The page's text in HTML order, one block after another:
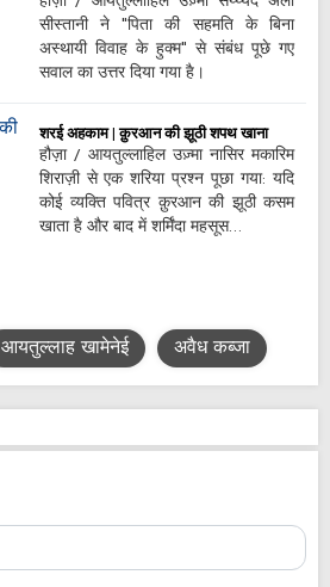
सीस्तानी ने "पिता की सहमति के बिना
अस्थायी विवाह के हुक्म" से संबंध पूछे गए
सवाल का उत्तर दिया गया है।
शरई अहकाम | क़ुरआन की झूठी शपथ खाना
हौज़ा / आयतुल्लाहिल उज़्मा नासिर मकारिम
शिराज़ी से एक शरिया प्रश्न पूछा गया: यदि
कोई व्यक्ति पवित्र क़ुरआन की झूठी कसम
खाता है और बाद में शर्मिंदा महसूस…
आयतुल्लाह खामेनेई अवैध कब्जा